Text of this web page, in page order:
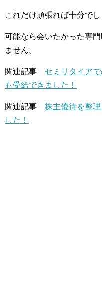
これだけ頑張れば十分でし
可能なら会いたかった専
ません。
関連記事 セミリタイア
も受給できました！
関連記事 株主優待を整
した！